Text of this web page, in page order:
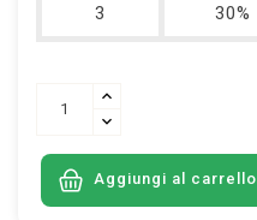
3 30%
Aggiungi al carrello